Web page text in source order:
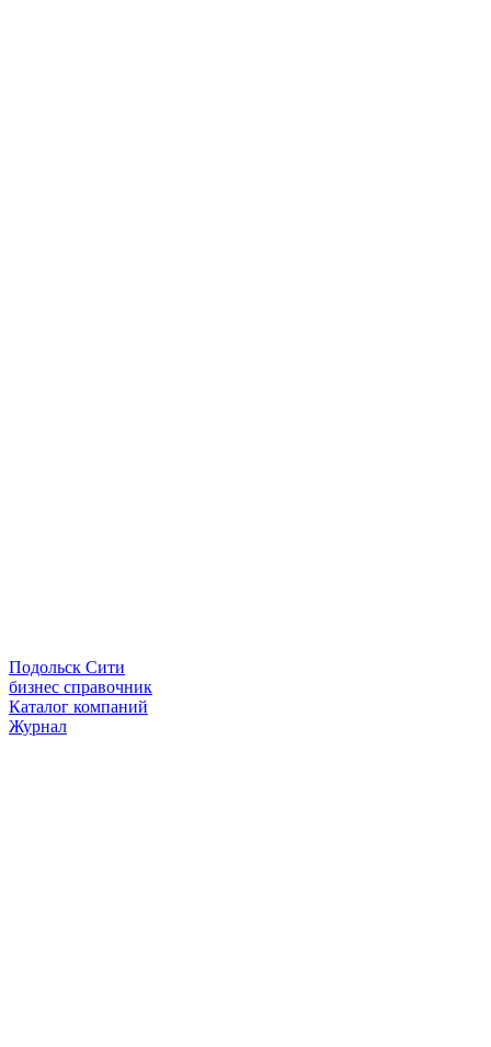
Подольск Сити
бизнес справочник
Каталог компаний
Журнал